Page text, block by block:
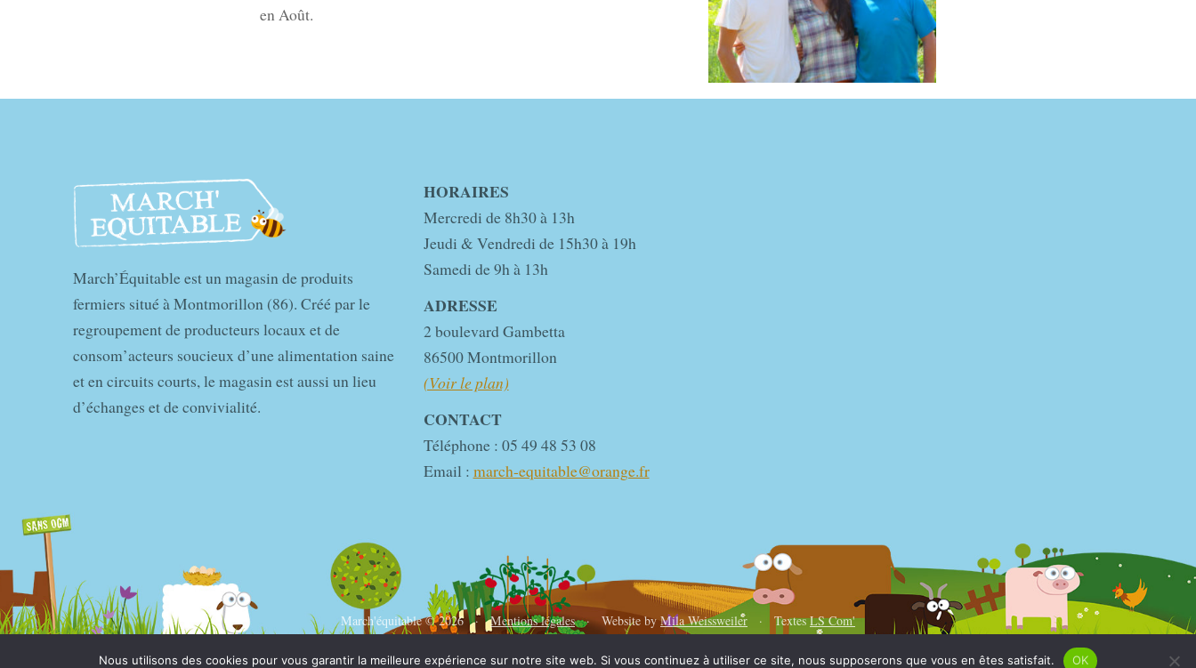
en Août.
March’Équitable est un magasin de produits
fermiers situé à Montmorillon (86). Créé par le
regroupement de producteurs locaux et de
consom’acteurs soucieux d’une alimentation saine
et en circuits courts, le magasin est aussi un lieu
d’échanges et de convivialité.
HORAIRES
Mercredi de 8h30 à 13h
Jeudi & Vendredi de 15h30 à 19h
Samedi de 9h à 13h
ADRESSE
2 boulevard Gambetta
86500 Montmorillon
(Voir le plan)
CONTACT
Téléphone : 05 49 48 53 08
Email : march-equitable@orange.fr
March'équitable © 2026 ·Mentions légales· Website byMila Weissweiler · TextesLS Com'
Nous utilisons des cookies pour vous garantir la meilleure expérience sur notre site web. Si vous continuez à utiliser ce site, nous supposerons que vous en êtes satisfait. OK